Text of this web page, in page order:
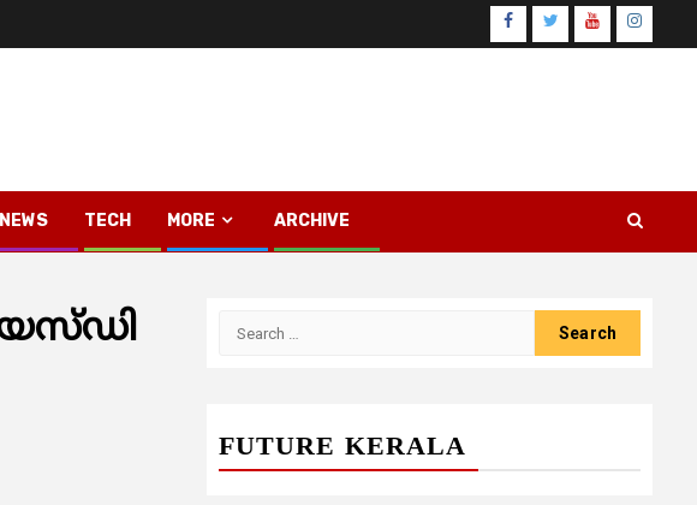
Facebook
TwitterYoutube
TECH MORE ARCHIVE
FUTURE KERALA